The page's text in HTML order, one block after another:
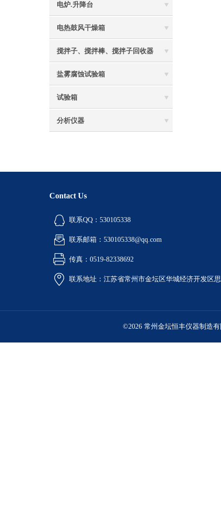
电炉.升降台
电热鼓风干燥箱
搅拌子、搅拌棒、搅拌子回收器
盐雾腐蚀试验箱
试验箱
分析仪器
Contact Us
联系QQ：530105338
联系邮箱：530105338@qq.com
传真：0519-82338692
联系地址：江苏省常州市金坛区华城经济开发区
©2026 常州金坛恒丰仪器制造